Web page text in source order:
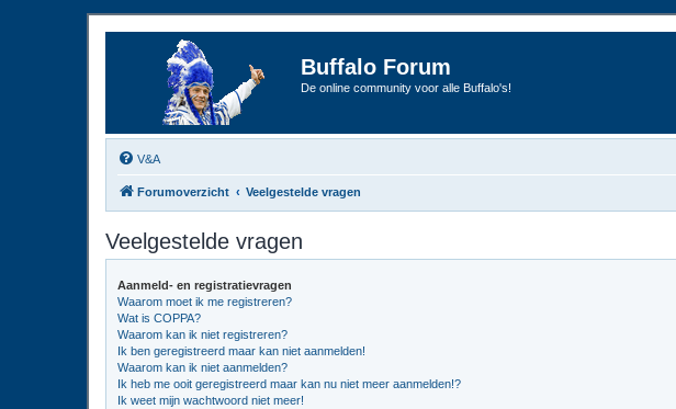
Buffalo Forum
De online community voor alle Buffalo's!
V&A
Forumoverzicht Veelgestelde vragen
Veelgestelde vragen
Aanmeld- en registratievragen
Waarom moet ik me registreren?
Wat is COPPA?
Waarom kan ik niet registreren?
Ik ben geregistreerd maar kan niet aanmelden!
Waarom kan ik niet aanmelden?
Ik heb me ooit geregistreerd maar kan nu niet meer aanmelden!?
Ik weet mijn wachtwoord niet meer!